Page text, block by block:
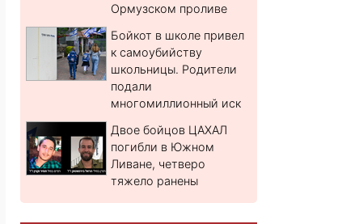
Ормузском проливе
Бойкот в школе привел
к самоубийству
школьницы. Родители
подали
многомиллионный иск
Двое бойцов ЦАХАЛ
погибли в Южном
Ливане, четверо
тяжело ранены